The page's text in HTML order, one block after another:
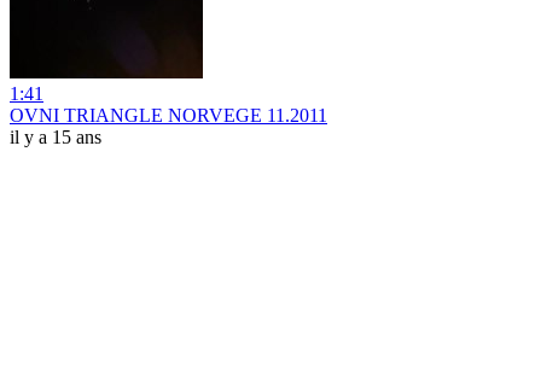
1:41
OVNI TRIANGLE NORVEGE 11.2011
il y a 15 ans